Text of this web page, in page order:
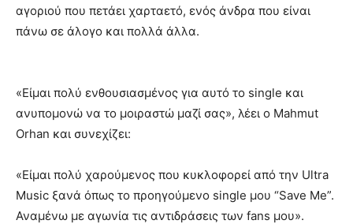
αγοριού που πετάει χαρταετό, ενός άνδρα που είναι
πάνω σε άλογο και πολλά άλλα.
«Είμαι πολύ ενθουσιασμένος για αυτό το single και
ανυπομονώ να το μοιραστώ μαζί σας», λέει ο Mahmut
Orhan και συνεχίζει:
«Είμαι πολύ χαρούμενος που κυκλοφορεί από την Ultra
Music ξανά όπως το προηγούμενο single μου “Save Me”.
Αναμένω με αγωνία τις αντιδράσεις των fans μου».